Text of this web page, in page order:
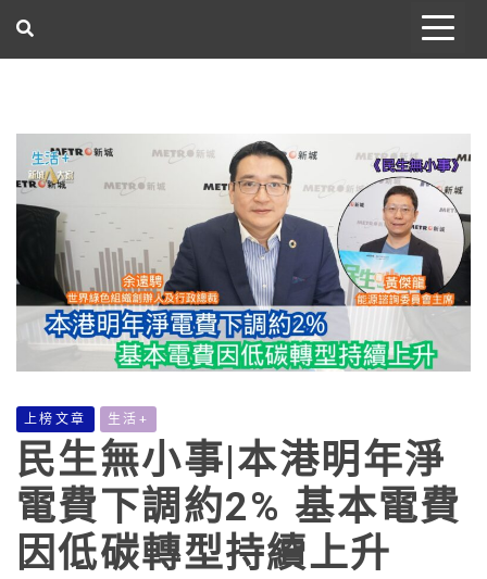
上榜文章 生活+
民生無小事|本港明年淨
電費下調約2% 基本電費
因低碳轉型持續上升